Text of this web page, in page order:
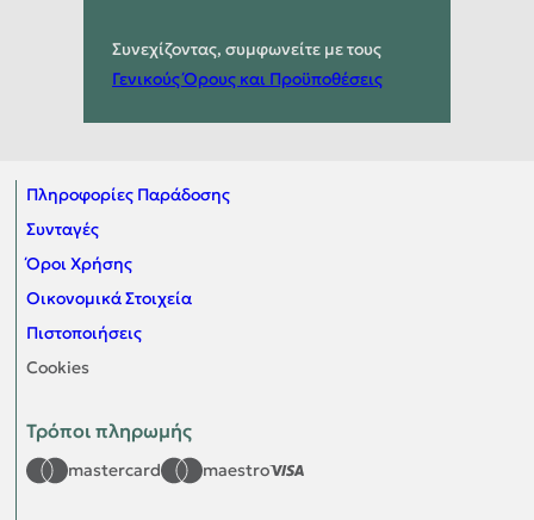
Συνεχίζοντας, συμφωνείτε με τους
Γενικούς Όρους και Προϋποθέσεις
Πληροφορίες Παράδοσης
Συνταγές
Όροι Χρήσης
Οικονομικά Στοιχεία
Πιστοποιήσεις
Cookies
Τρόποι πληρωμής
mastercard maestro